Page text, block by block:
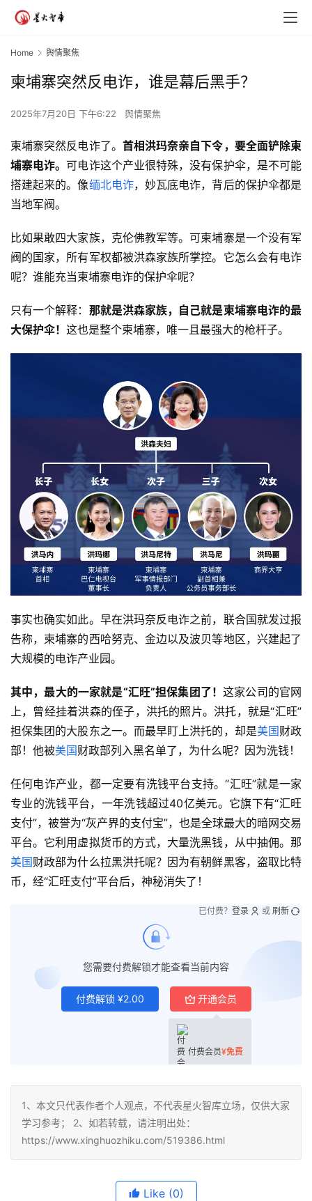
Home 舆情聚焦
柬埔寨突然反电诈，谁是幕后黑手？
2025年7月20日 下午6:22 舆情聚焦
柬埔寨突然反电诈了。 首相洪玛奈亲自下令，要全面铲除柬
埔寨电诈。可电诈这个产业很特殊，没有保护伞，是不可能
搭建起来的。像缅北电诈，妙瓦底电诈，背后的保护伞都是
当地军阀。
比如果敢四大家族，克伦佛教军等。可柬埔寨是一个没有军
阀的国家，所有军权都被洪森家族所掌控。它怎么会有电诈
呢？谁能充当柬埔寨电诈的保护伞呢？
只有一个解释： 那就是洪森家族，自己就是柬埔寨电诈的最
大保护伞！ 这也是整个柬埔寨，唯一且最强大的枪杆子。
事实也确实如此。早在洪玛奈反电诈之前，联合国就发过报
告称，柬埔寨的西哈努克、金边以及波贝等地区，兴建起了
大规模的电诈产业园。
其中，最大的一家就是“汇旺”担保集团了！这家公司的官网
上，曾经挂着洪森的侄子，洪托的照片。洪托，就是“汇旺”
担保集团的大股东之一。而最早盯上洪托的，却是美国财政
部！他被美国财政部列入黑名单了，为什么呢？因为洗钱！
任何电诈产业，都一定要有洗钱平台支持。“汇旺”就是一家
专业的洗钱平台，一年洗钱超过40亿美元。它旗下有“汇旺
支付”，被誉为“灰产界的支付宝”，也是全球最大的暗网交易
平台。它利用虚拟货币的方式，大量洗黑钱，从中抽佣。那
美国财政部为什么拉黑洪托呢？因为有朝鲜黑客，盗取比特
币，经“汇旺支付”平台后，神秘消失了！
您需要付费解锁才能查看当前内容
付费解锁 ¥2.00 开通会员
付费会员¥免费
已付费？ 登录 或 刷新
1、本文只代表作者个人观点，不代表星火智库立场，仅供大家
学习参考； 2、如若转载，请注明出处：
https://www.xinghuozhiku.com/519386.html
Like (0)